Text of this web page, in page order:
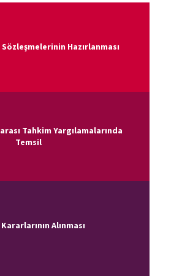
Hazırlanması
Tahkim Yargılamalarında
Temsil
Alınması